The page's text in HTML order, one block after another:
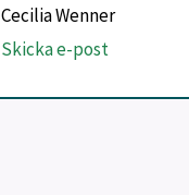
Cecilia Wenner
Skicka e-post